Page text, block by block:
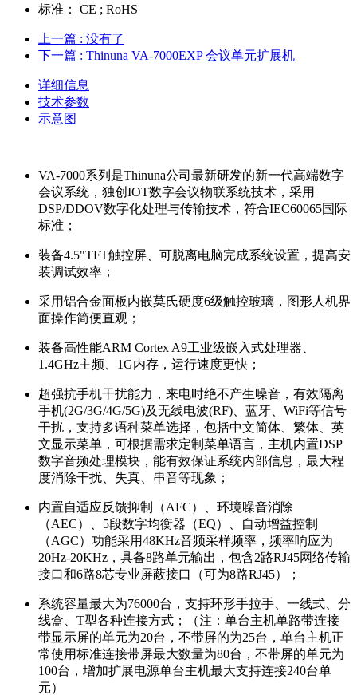
标准：
CE ; RoHS
上一篇 : 没有了
下一篇 : Thinuna VA-7000EXP 会议单元扩展机
详细信息
技术参数
示意图
VA-7000系列是Thinuna公司最新研发的新一代高端数字
会议系统，独创IOT数字会议物联系统技术，采用
DSP/DDOV数字化处理与传输技术，符合IEC60065国际
标准；
装备4.5"TFT触控屏、可脱离电脑完成系统设置，提高安
装调试效率；
采用铝合金面板内嵌莫氏硬度6级触控玻璃，图形人机界
面操作简便直观；
装备高性能ARM Cortex A9工业级嵌入式处理器、
1.4GHz主频、1G内存，运行速度更快；
超强抗手机干扰能力，来电时绝不产生噪音，有效隔离
手机(2G/3G/4G/5G)及无线电波(RF)、蓝牙、WiFi等信号
干扰，支持多语种菜单选择，包括中文简体、繁体、英
文显示菜单，可根据需求定制菜单语言，主机内置DSP
数字音频处理模块，能有效保证系统内部信息，最大程
度消除干扰、失真、串音等现象；
内置自适应反馈抑制（AFC）、环境噪音消除
（AEC）、5段数字均衡器（EQ）、自动增益控制
（AGC）功能采用48KHz音频采样频率，频率响应为
20Hz-20KHz，具备8路单元输出，包含2路RJ45网络传输
接口和6路8芯专业屏蔽接口（可为8路RJ45）；
系统容量最大为76000台，支持环形手拉手、一线式、分
线盒、T型各种连接方式；（注：单台主机单路带连接
带显示屏的单元为20台，不带屏的为25台，单台主机正
常使用标准连接带屏最大数量为80台，不带屏的单元为
100台，增加扩展电源单台主机最大支持连接240台单
元）